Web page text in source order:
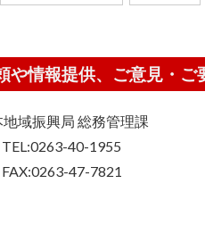
や情報提供、ご意見・ご
地域振興局 総務管理課
TEL:0263-40-1955
FAX:0263-47-7821